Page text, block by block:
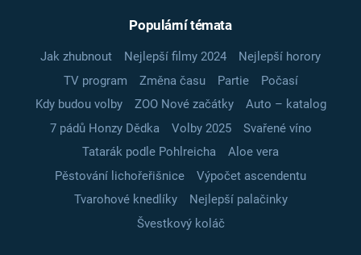
Populární témata
Jak zhubnout Nejlepší filmy 2024
Nejlepší horory
TV program
Změna času Partie
Počasí
Kdy budou volby
ZOO Nové začátky
Auto – katalog
7 pádů Honzy Dědka
Volby 2025
Svařené víno
Tatarák podle Pohlreicha
Aloe vera
Pěstování lichořeřišnice
Výpočet ascendentu
Tvarohové knedlíky
Nejlepší palačinky
Švestkový koláč